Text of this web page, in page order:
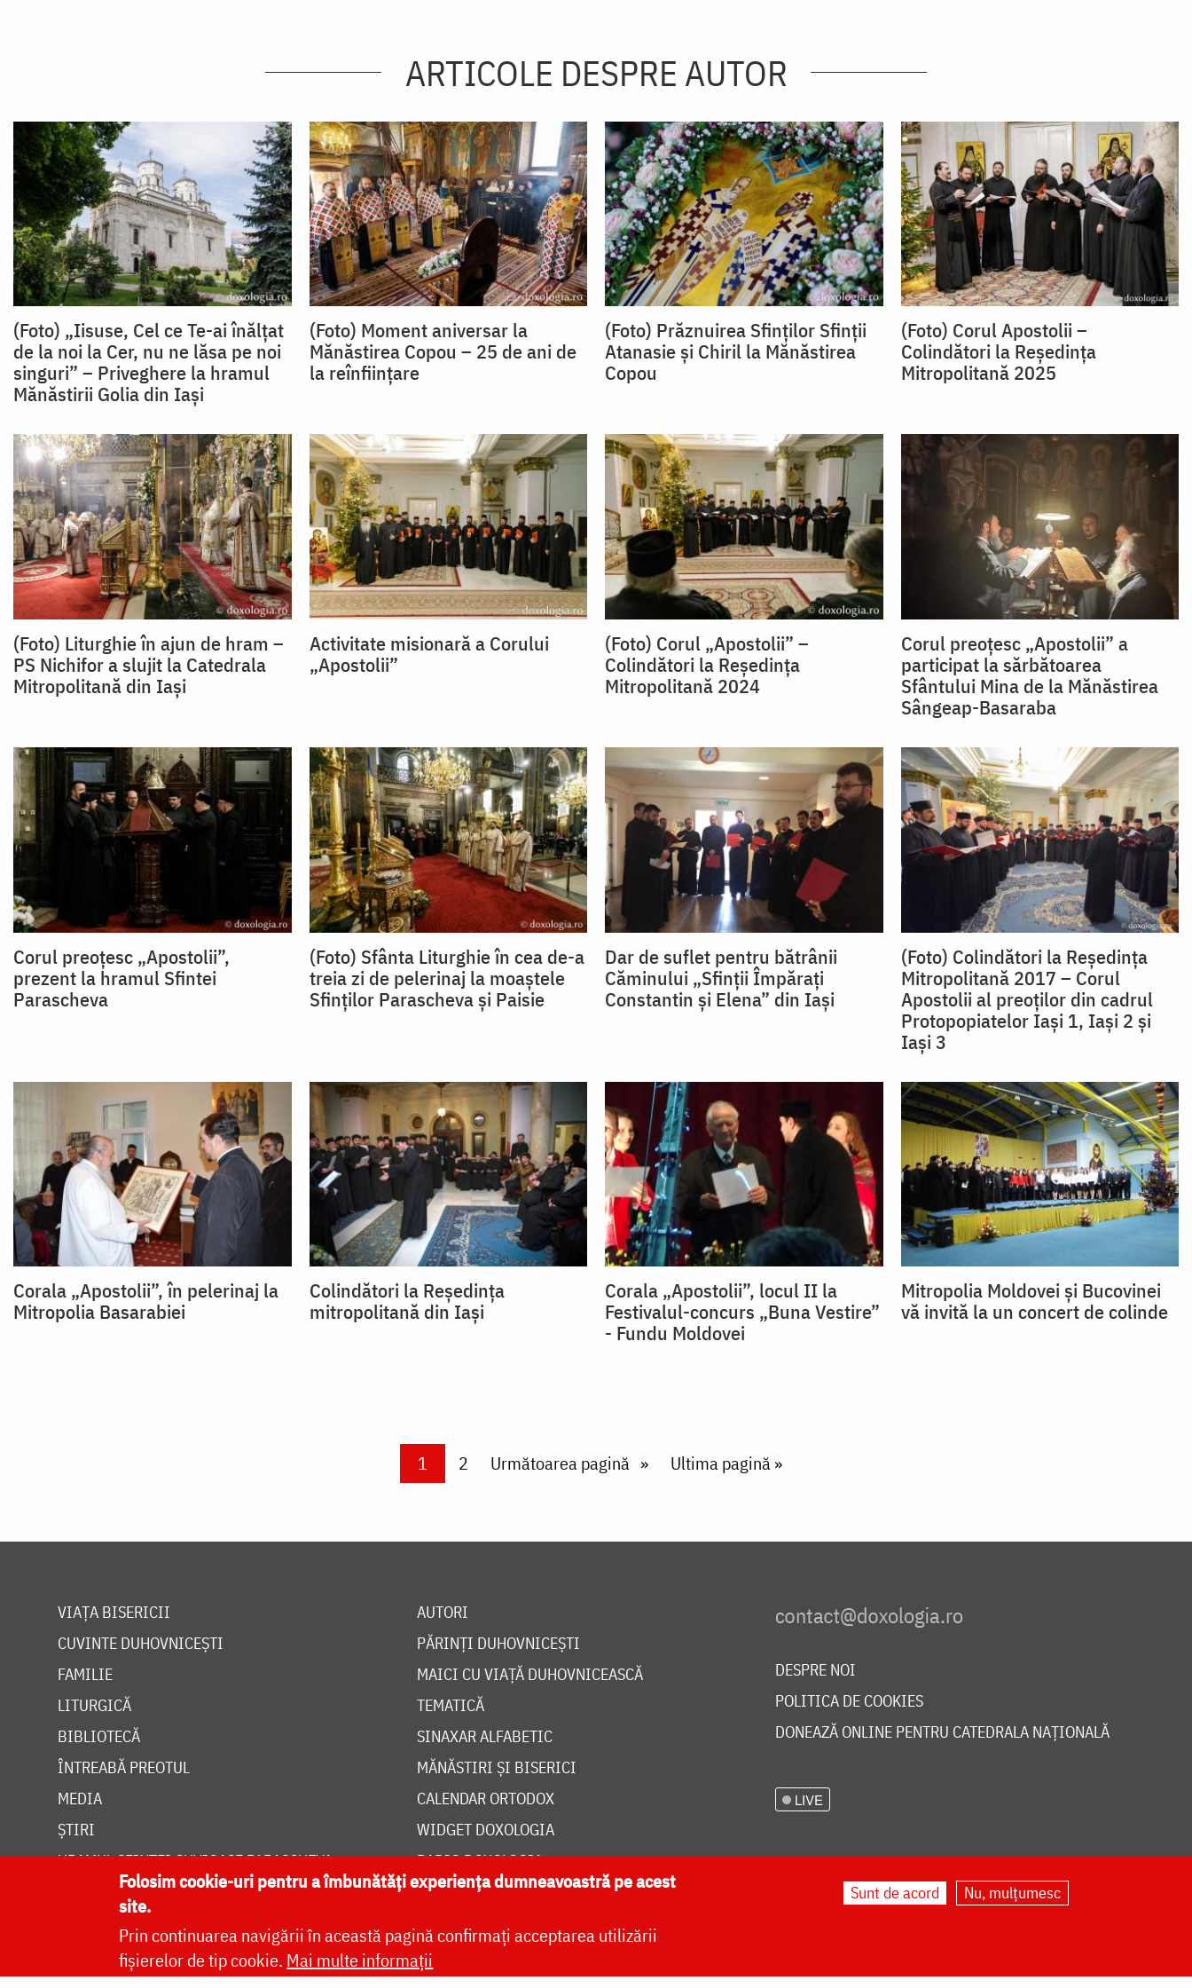
ARTICOLE DESPRE AUTOR
(Foto) „Iisuse, Cel ce Te-ai înălțat
de la noi la Cer, nu ne lăsa pe noi
singuri” – Priveghere la hramul
Mănăstirii Golia din Iași
(Foto) Moment aniversar la
Mănăstirea Copou – 25 de ani de
la reînființare
(Foto) Prăznuirea Sfinților Sfinții
Atanasie și Chiril la Mănăstirea
Copou
(Foto) Corul Apostolii –
Colindători la Reședința
Mitropolitană 2025
(Foto) Liturghie în ajun de hram –
PS Nichifor a slujit la Catedrala
Mitropolitană din Iași
Activitate misionară a Corului
„Apostolii”
(Foto) Corul „Apostolii” –
Colindători la Reședința
Mitropolitană 2024
Corul preoțesc „Apostolii” a
participat la sărbătoarea
Sfântului Mina de la Mănăstirea
Sângeap-Basaraba
Corul preoțesc „Apostolii”,
prezent la hramul Sfintei
Parascheva
(Foto) Sfânta Liturghie în cea de-a
treia zi de pelerinaj la moaștele
Sfinților Parascheva și Paisie
Dar de suflet pentru bătrânii
Căminului „Sfinţii Împăraţi
Constantin şi Elena” din Iaşi
(Foto) Colindători la Reședința
Mitropolitană 2017 – Corul
Apostolii al preoților din cadrul
Protopopiatelor Iași 1, Iași 2 și
Iași 3
Corala „Apostolii”, în pelerinaj la
Mitropolia Basarabiei
Colindători la Reşedinţa
mitropolitană din Iaşi
Corala „Apostolii”, locul II la
Festivalul-concurs „Buna Vestire”
- Fundu Moldovei
Mitropolia Moldovei şi Bucovinei
vă invită la un concert de colinde
Current page
1 Page
2 Next page
Următoarea pagină Last page
Ultima pagină »
VIAȚA BISERICII
CUVINTE DUHOVNICEȘTI
FAMILIE
LITURGICĂ
BIBLIOTECĂ
ÎNTREABĂ PREOTUL
MEDIA
ȘTIRI
HRAMUL SFINTEI CUVIOASE PARASCHEVA
AUTORI
PĂRINȚI DUHOVNICEȘTI
MAICI CU VIAȚĂ DUHOVNICEASCĂ
TEMATICĂ
SINAXAR ALFABETIC
MĂNĂSTIRI ȘI BISERICI
CALENDAR ORTODOX
WIDGET DOXOLOGIA
RADIO DOXOLOGIA
DESPRE NOI
POLITICA DE COOKIES
DONEAZĂ ONLINE PENTRU CATEDRALA NAȚIONALĂ
LIVE
Site dezvoltat de
Folosim cookie-uri pentru a îmbunătăți experiența dumneavoastră pe acest
site.
Prin continuarea navigării în această pagină confirmați acceptarea utilizării
fișierelor de tip cookie. Mai multe informații
Sunt de acord Nu, mulțumesc